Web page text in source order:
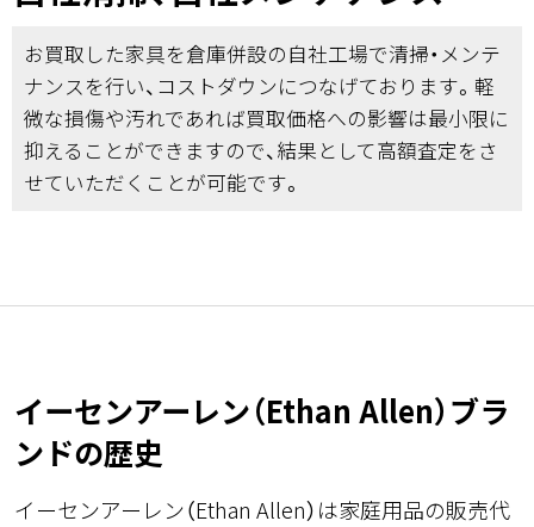
お買取した家具を倉庫併設の自社工場で清掃・メンテ
ナンスを行い、コストダウンにつなげております。軽
微な損傷や汚れであれば買取価格への影響は最小限に
抑えることができますので、結果として高額査定をさ
せていただくことが可能です。
イーセンアーレン（Ethan Allen）ブラ
ンドの歴史
イーセンアーレン（Ethan Allen）は家庭用品の販売代